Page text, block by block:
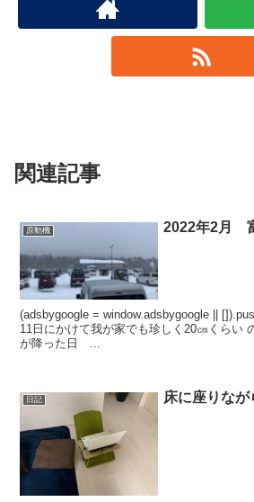
関連記事
原動機 2022年2月
(adsbygoogle = window.adsbygoogle ||
11日にかけて我が家でも珍しく20㎝くらい
が降った日 ...
日記 床に座りな